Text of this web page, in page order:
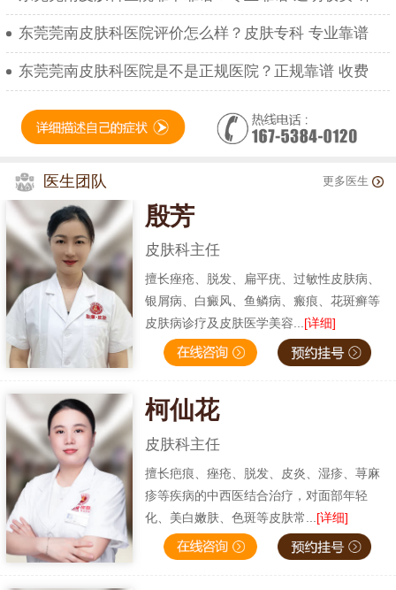
东莞莞南皮肤科医院评价怎么样？皮肤专科 专业靠谱
东莞莞南皮肤科医院是不是正规医院？正规靠谱 收费
医生团队 更多医生
殷芳
皮肤科主任
擅长痤疮、脱发、扁平疣、过敏性皮肤病、
银屑病、白癜风、鱼鳞病、瘢痕、花斑癣等
皮肤病诊疗及皮肤医学美容... [详细]
柯仙花
皮肤科主任
擅长疤痕、痤疮、脱发、皮炎、湿疹、荨麻
疹等疾病的中西医结合治疗，对面部年轻
化、美白嫩肤、色斑等皮肤常... [详细]